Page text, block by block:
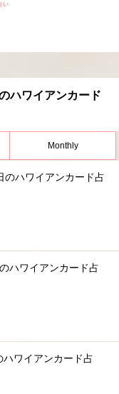
い
ハワイアンカード
Monthly
のハワイアンカード占
ハワイアンカード占
ワイアンカード占